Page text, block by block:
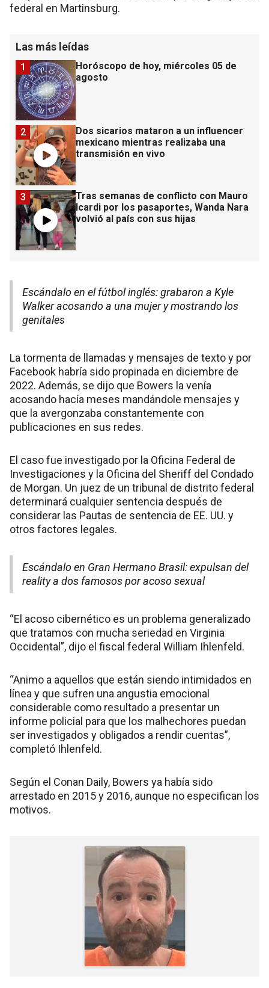
federal en Martinsburg.
Las más leídas
Horóscopo de hoy, miércoles 05 de
agosto
1
Dos sicarios mataron a un influencer
mexicano mientras realizaba una
transmisión en vivo
2
Tras semanas de conflicto con Mauro
Icardi por los pasaportes, Wanda Nara
volvió al país con sus hijas
3
Escándalo en el fútbol inglés: grabaron a Kyle
Walker acosando a una mujer y mostrando los
genitales
La tormenta de llamadas y mensajes de texto y por
Facebook habría sido propinada en diciembre de
2022. Además, se dijo que Bowers la venía
acosando hacía meses mandándole mensajes y
que la avergonzaba constantemente con
publicaciones en sus redes.
El caso fue investigado por la Oficina Federal de
Investigaciones y la Oficina del Sheriff del Condado
de Morgan. Un juez de un tribunal de distrito federal
determinará cualquier sentencia después de
considerar las Pautas de sentencia de EE. UU. y
otros factores legales.
Escándalo en Gran Hermano Brasil: expulsan del
reality a dos famosos por acoso sexual
“El acoso cibernético es un problema generalizado
que tratamos con mucha seriedad en Virginia
Occidental”, dijo el fiscal federal William Ihlenfeld.
“Animo a aquellos que están siendo intimidados en
línea y que sufren una angustia emocional
considerable como resultado a presentar un
informe policial para que los malhechores puedan
ser investigados y obligados a rendir cuentas”,
completó Ihlenfeld.
Según el Conan Daily, Bowers ya había sido
arrestado en 2015 y 2016, aunque no especifican los
motivos.